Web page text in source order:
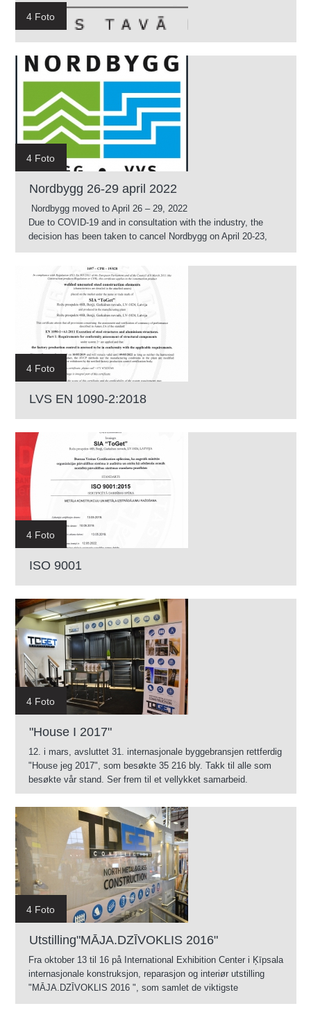
4 Foto
4 Foto
Nordbygg 26-29 april 2022
Nordbygg moved to April 26 – 29, 2022
Due to COVID-19 and in consultation with the industry, the
decision has been taken to cancel Nordbygg on April 20-23,
2021 and focus on the next exhibition, Nordbygg 2022 on April
4 Foto
LVS EN 1090-2:2018
4 Foto
ISO 9001
4 Foto
"House I 2017"
12. i mars, avsluttet 31. internasjonale byggebransjen rettferdig
"House jeg 2017", som besøkte 35 216 bly. Takk til alle som
besøkte vår stand. Ser frem til et vellykket samarbeid.
4 Foto
Utstilling"MĀJA.DZĪVOKLIS 2016"
Fra oktober 13 til 16 på International Exhibition Center i Ķīpsala
internasjonale konstruksjon, reparasjon og interiør utstilling
"MĀJA.DZĪVOKLIS 2016 ", som samlet de viktigste
produsentene av varer og tjenester, direkte konkurransedyktig